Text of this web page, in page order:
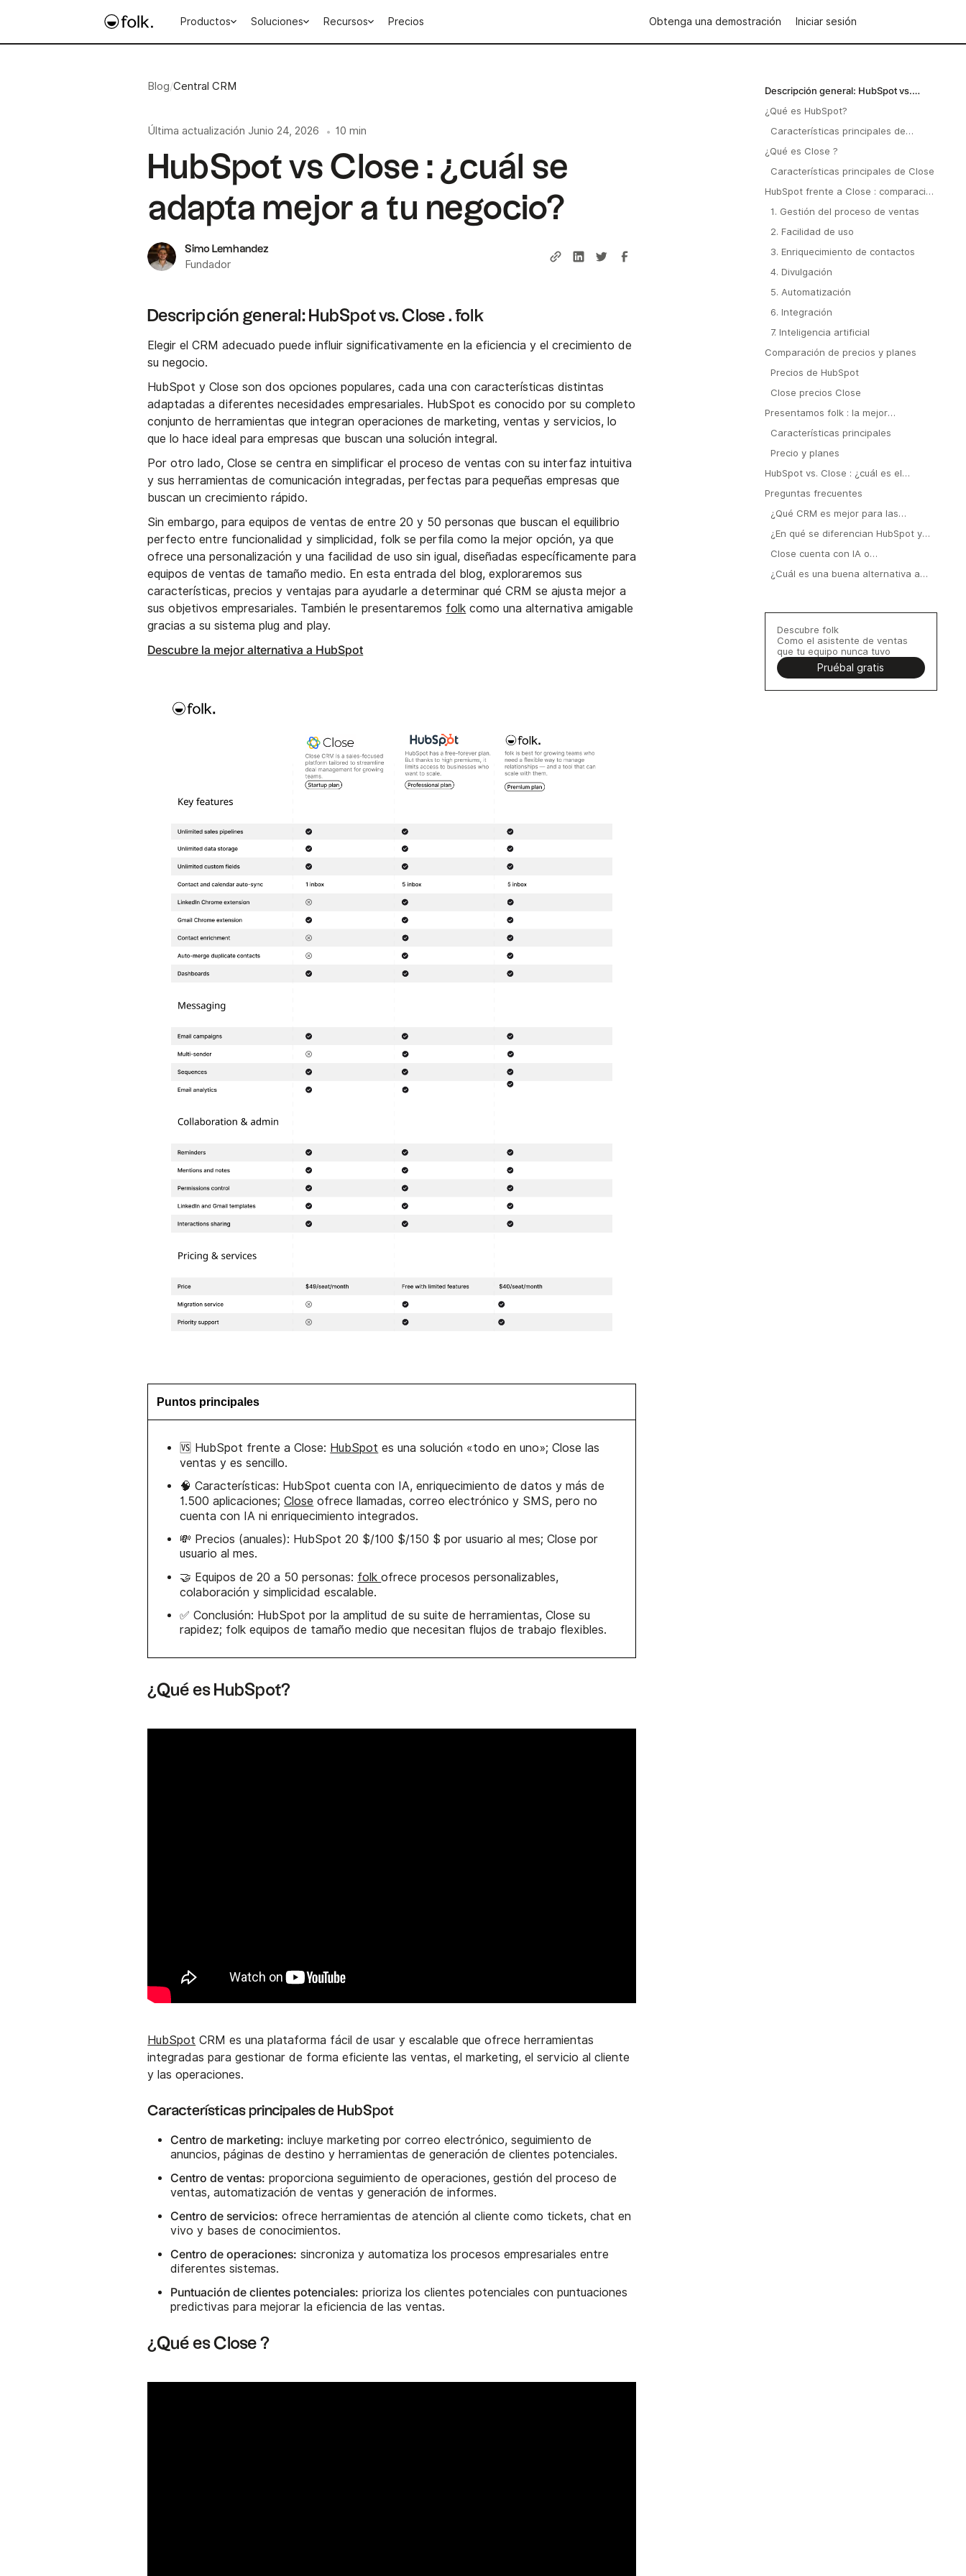
Productos Soluciones Recursos Precios Obtenga una demostración Iniciar sesión
Blog/Central CRM
Última actualización Junio 24, 2026 • 10 min
HubSpot vs Close : ¿cuál se
adapta mejor a tu negocio?
Simo Lemhandez
Fundador
Descripción general: HubSpot vs. Close . folk
Elegir el CRM adecuado puede influir significativamente en la eficiencia y el crecimiento de
su negocio.
HubSpot y Close son dos opciones populares, cada una con características distintas
adaptadas a diferentes necesidades empresariales. HubSpot es conocido por su completo
conjunto de herramientas que integran operaciones de marketing, ventas y servicios, lo
que lo hace ideal para empresas que buscan una solución integral.
Por otro lado, Close se centra en simplificar el proceso de ventas con su interfaz intuitiva
y sus herramientas de comunicación integradas, perfectas para pequeñas empresas que
buscan un crecimiento rápido.
Sin embargo, para equipos de ventas de entre 20 y 50 personas que buscan el equilibrio
perfecto entre funcionalidad y simplicidad, folk se perfila como la mejor opción, ya que
ofrece una personalización y una facilidad de uso sin igual, diseñadas específicamente para
equipos de ventas de tamaño medio. En esta entrada del blog, exploraremos sus
características, precios y ventajas para ayudarle a determinar qué CRM se ajusta mejor a
sus objetivos empresariales. También le presentaremos folk como una alternativa amigable
gracias a su sistema plug and play.
Descubre la mejor alternativa a HubSpot
Puntos principales
🆚 HubSpot frente a Close: HubSpot es una solución «todo en uno»; Close las
ventas y es sencillo.
🧠 Características: HubSpot cuenta con IA, enriquecimiento de datos y más de
1.500 aplicaciones;Close ofrece llamadas, correo electrónico y SMS, pero no
cuenta con IA ni enriquecimiento integrados.
💸 Precios (anuales): HubSpot 20 $/100 $/150 $ por usuario al mes; Close por
usuario al mes.
🤝 Equipos de 20 a 50 personas: folkofrece procesos personalizables,
colaboración y simplicidad escalable.
✅ Conclusión: HubSpot por la amplitud de su suite de herramientas, Close su
rapidez; folk equipos de tamaño medio que necesitan flujos de trabajo flexibles.
¿Qué es HubSpot?
HubSpot CRM es una plataforma fácil de usar y escalable que ofrece herramientas
integradas para gestionar de forma eficiente las ventas, el marketing, el servicio al cliente
y las operaciones.
Características principales de HubSpot
Centro de marketing: incluye marketing por correo electrónico, seguimiento de
anuncios, páginas de destino y herramientas de generación de clientes potenciales.
Centro de ventas: proporciona seguimiento de operaciones, gestión del proceso de
ventas, automatización de ventas y generación de informes.
Centro de servicios: ofrece herramientas de atención al cliente como tickets, chat en
vivo y bases de conocimientos.
Centro de operaciones: sincroniza y automatiza los procesos empresariales entre
diferentes sistemas.
Puntuación de clientes potenciales: prioriza los clientes potenciales con puntuaciones
predictivas para mejorar la eficiencia de las ventas.
¿Qué es Close ?
Descripción general: HubSpot vs.
Close . folk
¿Qué es HubSpot?
Características principales de
HubSpot
¿Qué es Close ?
Características principales de Close
HubSpot frente a Close : comparación
de características
1. Gestión del proceso de ventas
2. Facilidad de uso
3. Enriquecimiento de contactos
4. Divulgación
5. Automatización
6. Integración
7. Inteligencia artificial
Comparación de precios y planes
Precios de HubSpot
Close precios Close
Presentamos folk : la mejor
alternativa a HubSpot y Close
Características principales
Precio y planes
HubSpot vs. Close : ¿cuál es el
Preguntas frecuentes
¿Qué CRM es mejor para las
pequeñas empresas: HubSpot o
Close?
¿En qué se diferencian HubSpot y
Close cuenta con IA o
enriquecimiento de contactos?
¿Cuál es una buena alternativa a
Descubre folk
Como el asistente de ventas
que tu equipo nunca tuvo
Pruébal gratis